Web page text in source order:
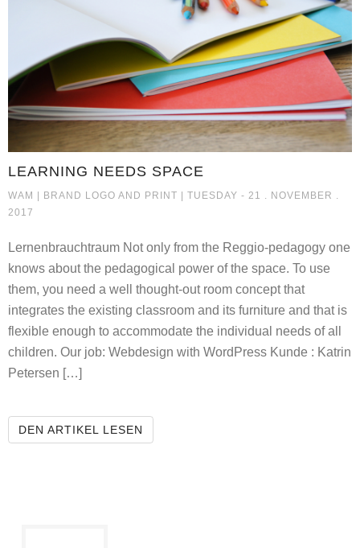
LEARNING NEEDS SPACE
WAM | BRAND LOGO AND PRINT LEARNING NEEDS SPACE
| TUESDAY - 21 . NOVEMBER .
2017
Lernenbrauchtraum Not only from the Reggio-pedagogy one
knows about the pedagogical power of the space. To use
them, you need a well thought-out room concept that
integrates the existing classroom and its furniture and that is
flexible enough to accommodate the individual needs of all
children. Our job: Webdesign with WordPress Kunde : Katrin
Petersen […]
DEN ARTIKEL LESEN